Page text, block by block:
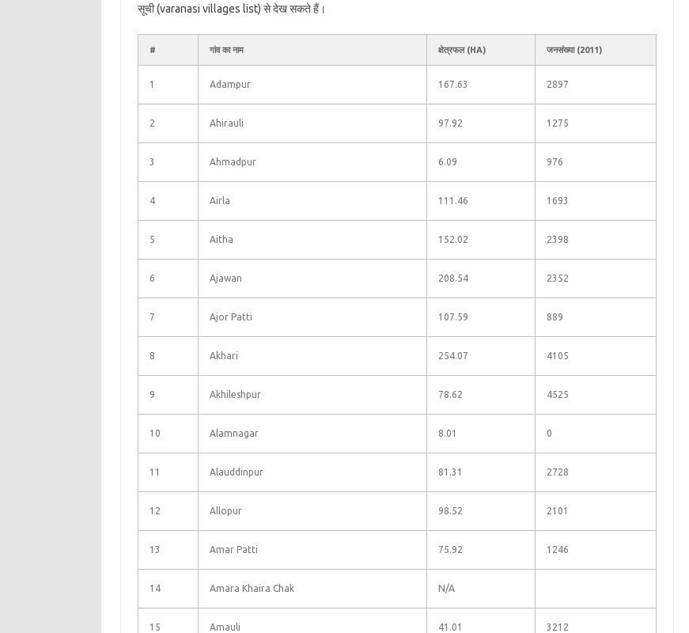
सूची (varanasi villages list) से देख सकते हैं।
# गांव का नाम क्षेत्रफल (HA) जनसंख्या (2011)
1 Adampur 167.63 2897
2 Ahirauli 97.92 1275
3 Ahmadpur 6.09 976
4 Airla 111.46 1693
5 Aitha 152.02 2398
6 Ajawan 208.54 2352
7 Ajor Patti 107.59 889
8 Akhari 254.07 4105
9 Akhileshpur 78.62 4525
10 Alamnagar 8.01 0
11 Alauddinpur 81.31 2728
12 Allopur 98.52 2101
13 Amar Patti 75.92 1246
14 Amara Khaira Chak N/A
15 Amauli 41.01 3212